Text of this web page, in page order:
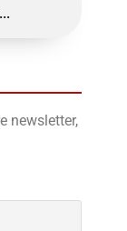
newsletter,